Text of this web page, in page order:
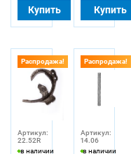
Купить Купить
Артикул:
22.52R
Распродажа!
в наличии
Артикул:
14.06
Распродажа!
в наличии